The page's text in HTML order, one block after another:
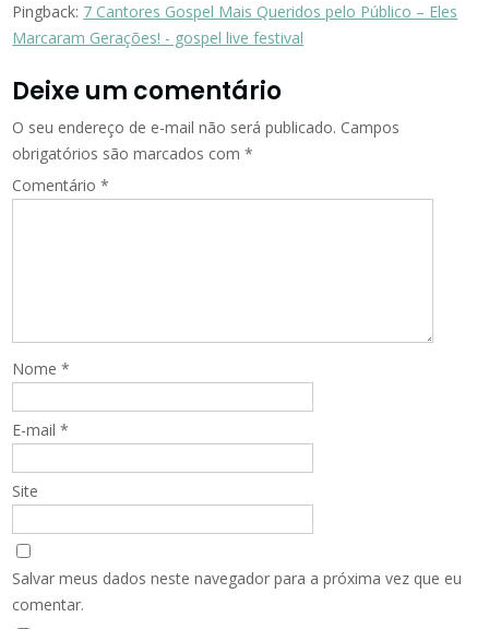
Pingback: 7 Cantores Gospel Mais Queridos pelo Público – Eles
Marcaram Gerações! - gospel live festival
Deixe um comentário
O seu endereço de e-mail não será publicado. Campos
obrigatórios são marcados com*
Comentário*
Nome*
E-mail*
Site
Salvar meus dados neste navegador para a próxima vez que eu
comentar.